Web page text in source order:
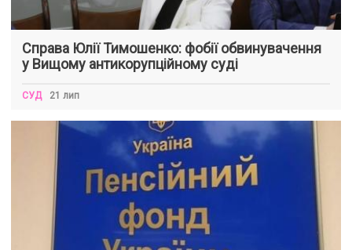
Справа Юлії Тимошенко: фобії обвинувачення
у Вищому антикорупційному суді
СУД 21 лип